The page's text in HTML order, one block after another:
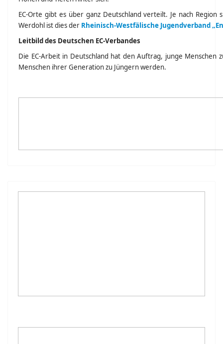
EC-Orte gibt es über ganz Deutschland verteilt. Je nach
Werdohl ist dies der Rheinisch-Westfälische Jugendverband
Leitbild des Deutschen EC-Verbandes
Die EC-Arbeit in Deutschland hat den Auftrag, junge
Menschen ihrer Generation zu Jüngern werden.